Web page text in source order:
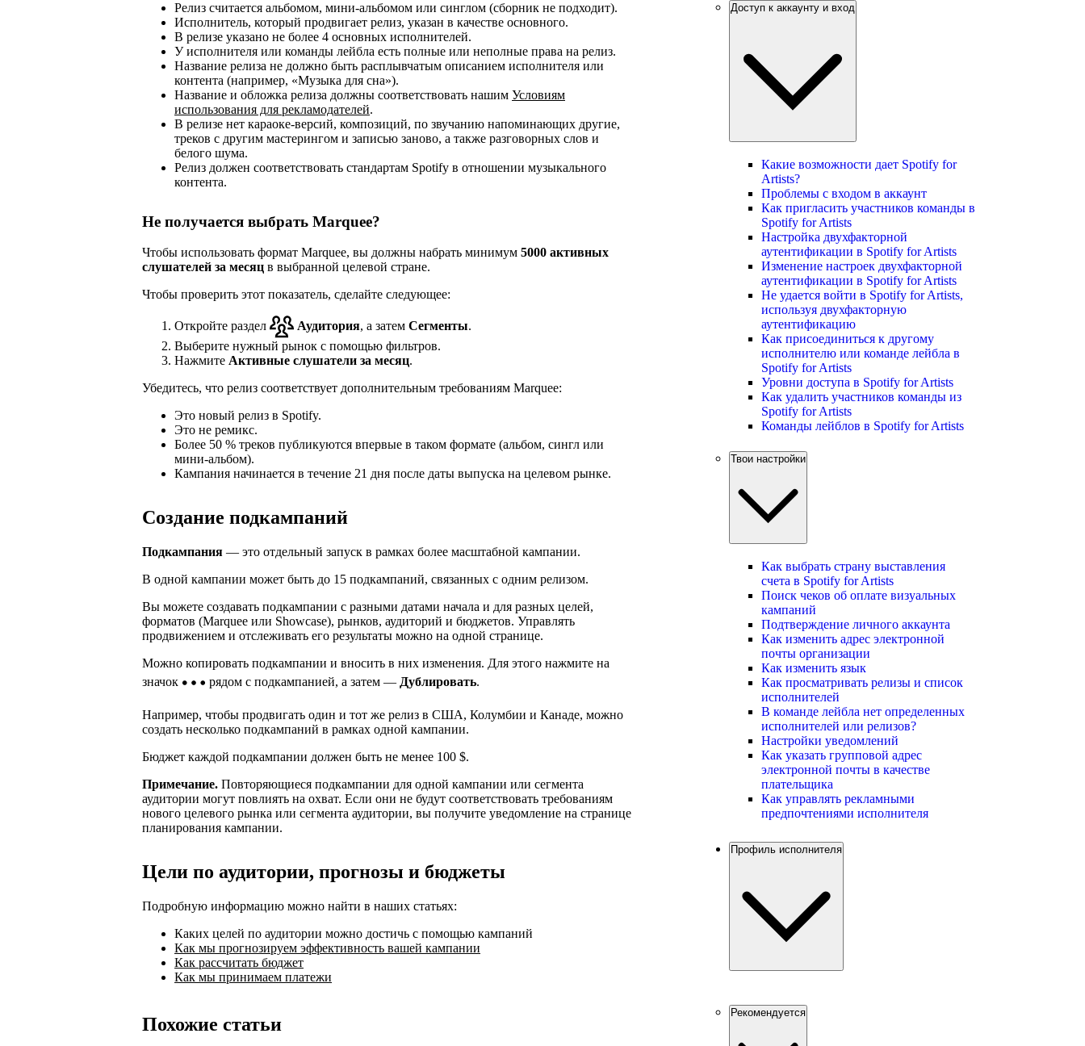
Релиз считается альбомом, мини-альбомом или синглом (сборник не подходит).
Исполнитель, который продвигает релиз, указан в качестве основного.
В релизе указано не более 4 основных исполнителей.
У исполнителя или команды лейбла есть полные или неполные права на релиз.
Название релиза не должно быть расплывчатым описанием исполнителя или
контента (например, «Музыка для сна»).
Название и обложка релиза должны соответствовать нашим Условиям
использования для рекламодателей.
В релизе нет караоке-версий, композиций, по звучанию напоминающих другие,
треков с другим мастерингом и записью заново, а также разговорных слов и
белого шума.
Релиз должен соответствовать стандартам Spotify в отношении музыкального
контента.
Не получается выбрать Marquee?
Чтобы использовать формат Marquee, вы должны набрать минимум 5000 активных
слушателей за месяц в выбранной целевой стране.
Чтобы проверить этот показатель, сделайте следующее:
Откройте раздел Аудитория, а затем Сегменты.
Выберите нужный рынок с помощью фильтров.
Нажмите Активные слушатели за месяц.
Убедитесь, что релиз соответствует дополнительным требованиям Marquee:
Это новый релиз в Spotify.
Это не ремикс.
Более 50 % треков публикуются впервые в таком формате (альбом, сингл или
мини-альбом).
Кампания начинается в течение 21 дня после даты выпуска на целевом рынке.
Создание подкампаний
Подкампания — это отдельный запуск в рамках более масштабной кампании.
В одной кампании может быть до 15 подкампаний, связанных с одним релизом.
Вы можете создавать подкампании с разными датами начала и для разных целей,
форматов (Marquee или Showcase), рынков, аудиторий и бюджетов. Управлять
продвижением и отслеживать его результаты можно на одной странице.
Можно копировать подкампании и вносить в них изменения. Для этого нажмите на
значок
рядом с подкампанией, а затем — Дублировать.
Например, чтобы продвигать один и тот же релиз в США, Колумбии и Канаде, можно
создать несколько подкампаний в рамках одной кампании.
Бюджет каждой подкампании должен быть не менее 100 $.
Примечание. Повторяющиеся подкампании для одной кампании или сегмента
аудитории могут повлиять на охват. Если они не будут соответствовать требованиям
нового целевого рынка или сегмента аудитории, вы получите уведомление на странице
планирования кампании.
Цели по аудитории, прогнозы и бюджеты
Подробную информацию можно найти в наших статьях:
Каких целей по аудитории можно достичь с помощью кампаний
Как мы прогнозируем эффективность вашей кампании
Как рассчитать бюджет
Как мы принимаем платежи
Похожие статьи
Доступ к аккаунту и вход
Какие возможности дает Spotify for
Artists?
Проблемы с входом в аккаунт
Как пригласить участников команды в
Spotify for Artists
Настройка двухфакторной
аутентификации в Spotify for Artists
Изменение настроек двухфакторной
аутентификации в Spotify for Artists
Не удается войти в Spotify for Artists,
используя двухфакторную
аутентификацию
Как присоединиться к другому
исполнителю или команде лейбла в
Spotify for Artists
Уровни доступа в Spotify for Artists
Как удалить участников команды из
Spotify for Artists
Команды лейблов в Spotify for Artists
Твои настройки
Как выбрать страну выставления
счета в Spotify for Artists
Поиск чеков об оплате визуальных
кампаний
Подтверждение личного аккаунта
Как изменить адрес электронной
почты организации
Как изменить язык
Как просматривать релизы и список
исполнителей
В команде лейбла нет определенных
исполнителей или релизов?
Настройки уведомлений
Как указать групповой адрес
электронной почты в качестве
плательщика
Как управлять рекламными
предпочтениями исполнителя
Профиль исполнителя
Рекомендуется